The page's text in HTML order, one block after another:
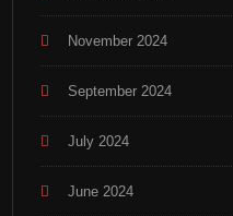
November 2024
September 2024
July 2024
June 2024